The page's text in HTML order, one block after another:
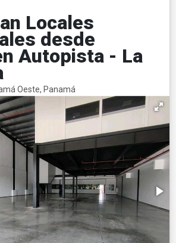
Locales
desde
Autopista - La
Oeste, Panamá